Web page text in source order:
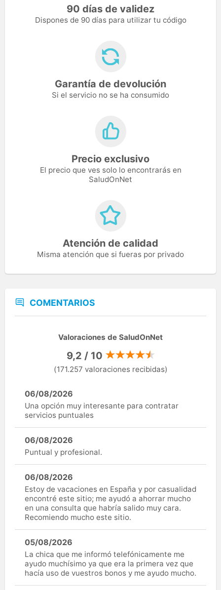
90 días de validez
Dispones de 90 días para utilizar tu código
Garantía de devolución
Si el servicio no se ha consumido
Precio exclusivo
El precio que ves solo lo encontrarás en
SaludOnNet
Atención de calidad
Misma atención que si fueras por privado
COMENTARIOS
Valoraciones de SaludOnNet
9,2 / 10
(171.257 valoraciones recibidas)
06/08/2026
Una opción muy interesante para contratar
servicios puntuales
06/08/2026
Puntual y profesional.
06/08/2026
Estoy de vacaciones en España y por casualidad
encontré este sitio; me ayudó a ahorrar mucho
en una consulta que habría salido muy cara.
Recomiendo mucho este sitio.
05/08/2026
La chica que me informó telefónicamente me
ayudo muchísimo ya que era la primera vez que
hacía uso de vuestros bonos y me ayudo mucho.